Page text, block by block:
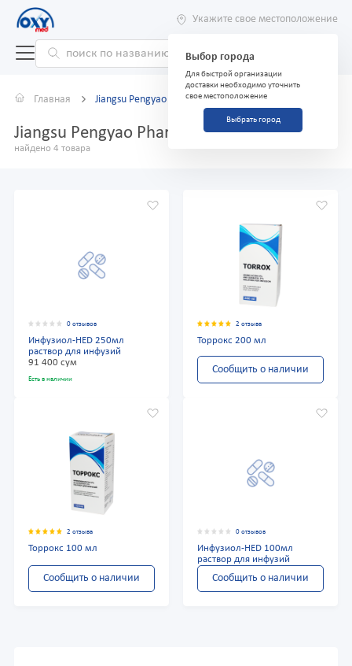
Укажите свое местоположение
Выбор города
Для быстрой организации
доставки необходимо уточнить
свое местоположение
Выбрать город
Главная Jiangsu Pengyao Pharmaceutical
Jiangsu Pengyao Pharmaceutical
найдено 4 товара
0 отзывов
Инфузиол-HED 250мл
раствор для инфузий
91 400 сум
Есть в наличии
2 отзыва
Торрокс 200 мл
Сообщить о наличии
2 отзыва
Торрокс 100 мл
Сообщить о наличии
0 отзывов
Инфузиол-HED 100мл
раствор для инфузий
Сообщить о наличии